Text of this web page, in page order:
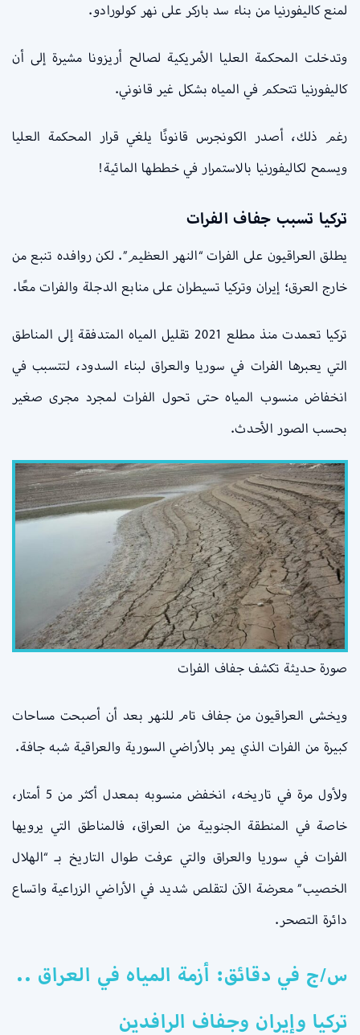
لمنع كاليفورنيا من بناء سد باركر على نهر كولورادو.
وتدخلت المحكمة العليا الأمريكية لصالح أريزونا مشيرة إلى أن
كاليفورنيا تتحكم في المياه بشكل غير قانوني.
رغم ذلك، أصدر الكونجرس قانونًا يلغي قرار المحكمة العليا
ويسمح لكاليفورنيا بالاستمرار في خططها المائية!
تركيا تسبب جفاف الفرات
يطلق العراقيون على الفرات “النهر العظيم”. لكن روافده تنبع من
خارج العرق؛ إيران وتركيا تسيطران على منابع الدجلة والفرات معًا.
تركيا تعمدت منذ مطلع 2021 تقليل المياه المتدفقة إلى المناطق
التي يعبرها الفرات في سوريا والعراق لبناء السدود، لتتسبب في
انخفاض منسوب المياه حتى تحول الفرات لمجرد مجرى صغير
بحسب الصور الأحدث.
صورة حديثة تكشف جفاف الفرات
ويخشى العراقيون من جفاف تام للنهر بعد أن أصبحت مساحات
كبيرة من الفرات الذي يمر بالأراضي السورية والعراقية شبه جافة.
ولأول مرة في تاريخه، انخفض منسوبه بمعدل أكثر من 5 أمتار،
خاصة في المنطقة الجنوبية من العراق، فالمناطق التي يرويها
الفرات في سوريا والعراق والتي عرفت طوال التاريخ بـ “الهلال
الخصيب” معرضة الآن لتقلص شديد في الأراضي الزراعية واتساع
دائرة التصحر.
س/ج في دقائق: أزمة المياه في العراق ..
تركيا وإيران وجفاف الرافدين